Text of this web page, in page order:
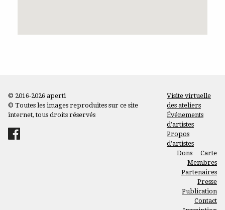
© 2016-2026 aperti
© Toutes les images reproduites sur ce site
internet, tous droits réservés
Visite virtuelle
des ateliers
Événements
d’artistes
Propos
d’artistes
Dons
Carte
Membres
Partenaires
Presse
Publication
Contact